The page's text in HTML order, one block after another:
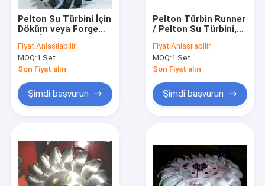
Kalite kontrol
Bizimle iletişime geçin
Haberler
Vakalar
Pelton Hidro Türbin
Kaplan su türbini
Pelton Su Türbini İçin
Döküm veya Forge
Paslanmaz Çelik
Pelton Türbin Runner
Fiyat:Anlaşılabilir
MOQ:1 Set
Son Fiyat alın
Şimdi başvurun
Pelton Türbin Runner
/ Pelton Su Türbini,
Hidroelektrik Projesi
için Dövme CNC
Makinesi Runner ile
Fiyat:Anlaşılabilir
MOQ:1 Set
Son Fiyat alın
Şimdi başvurun